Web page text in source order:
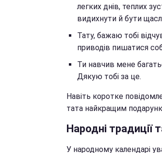
легких днів, теплих
видихнути й бути
Тату, бажаю тобі
приводів пишатися
Ти навчив мене
Дякую тобі за це.
Навіть коротке
тата найкращим
Народні традиції
У народному календарі